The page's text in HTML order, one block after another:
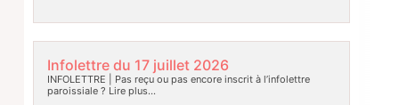
Infolettre du 17 juillet 2026
INFOLETTRE | Pas reçu ou pas encore inscrit à l’infolettre
paroissiale ? Lire plus…